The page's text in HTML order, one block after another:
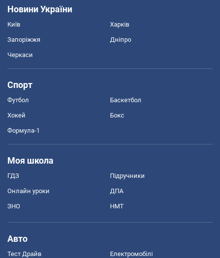
Новини України
Київ Харків
Запоріжжя Дніпро
Черкаси
Спорт
Футбол Баскетбол
Хокей Бокс
Формула-1
Моя школа
ГДЗ Підручники
Онлайн уроки ДПА
ЗНО НМТ
Авто
Тест Драйв Електромобілі